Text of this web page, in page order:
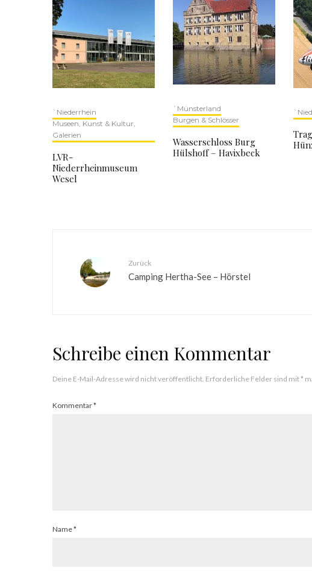
`Niederrhein
Museen, Kunst & Kultur,
Galerien
LVR-
Niederrheinmuseum
Wesel
`Münsterland
Burgen & Schlösser
Wasserschloss Burg
Hülshoff – Havixbeck
Zurück
Camping Hertha-See – Hörstel
Schreibe einen Kommentar
Deine E-Mail-Adresse wird nicht veröffentlicht. Erforderliche Felder sind mit*
Kommentar*
Name*